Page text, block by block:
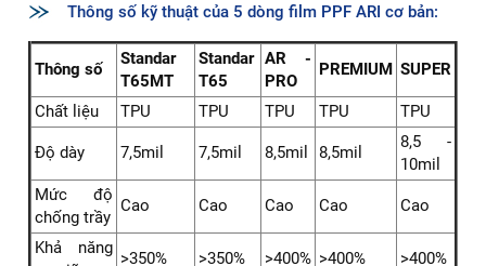
Thông số kỹ thuật của 5 dòng film PPF ARI cơ bản:
Thông số
Standar
T65MT
Standar
T65
AR -
PRO
PREMIUM SUPER
Chất liệu TPU TPU TPU TPU TPU
Độ dày 7,5mil 7,5mil 8,5mil 8,5mil
8,5 -
10mil
Mức độ
chống trầy
Cao Cao Cao Cao Cao
Khả năng
>350% >350% >400% >400% >400%